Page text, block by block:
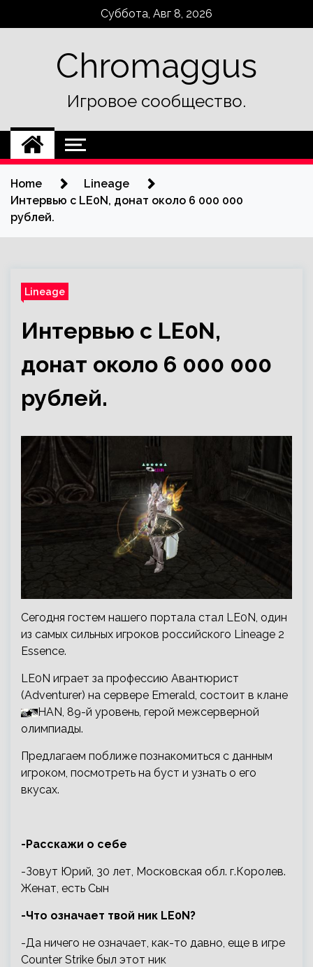
Суббота, Авг 8, 2026
Chromaggus
Игровое сообщество.
Home
Lineage
Интервью с LE0N, донат около 6 000 000
рублей.
Lineage
Интервью с LE0N,
донат около 6 000 000
рублей.
Сегодня гостем нашего портала стал LE0N, один
из самых сильных игроков российского Lineage 2
Essence.
LE0N играет за профессию Авантюрист
(Adventurer) на сервере Emerald, состоит в клане
HAN, 89-й уровень, герой межсерверной
олимпиады.
Предлагаем поближе познакомиться с данным
игроком, посмотреть на буст и узнать о его
вкусах.
-Расскажи о себе
-Зовут Юрий, 30 лет, Московская обл. г.Королев.
Женат, есть Сын
-Что означает твой ник LE0N?
-Да ничего не означает, как-то давно, еще в игре
Сounter Strike был этот ник